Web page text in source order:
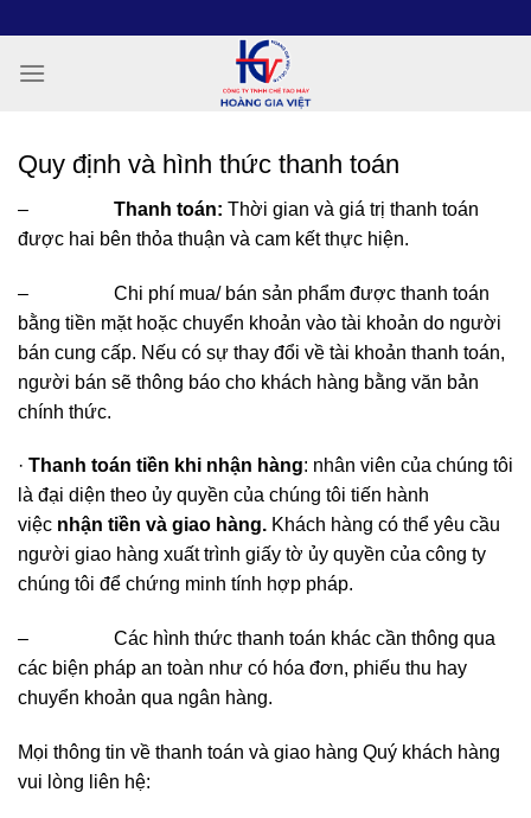
nội
Quy định và hình thức thanh toán
– Thanh toán: Thời gian và giá trị thanh toán
được hai bên thỏa thuận và cam kết thực hiện.
– Chi phí mua/ bán sản phẩm được thanh toán
bằng tiền mặt hoặc chuyển khoản vào tài khoản do người
bán cung cấp. Nếu có sự thay đổi về tài khoản thanh toán,
người bán sẽ thông báo cho khách hàng bằng văn bản
chính thức.
· Thanh toán tiền khi nhận hàng: nhân viên của chúng tôi
là đại diện theo ủy quyền của chúng tôi tiến hành
việc nhận tiền và giao hàng. Khách hàng có thể yêu cầu
người giao hàng xuất trình giấy tờ ủy quyền của công ty
chúng tôi để chứng minh tính hợp pháp.
– Các hình thức thanh toán khác cần thông qua
các biện pháp an toàn như có hóa đơn, phiếu thu hay
chuyển khoản qua ngân hàng.
Mọi thông tin về thanh toán và giao hàng Quý khách hàng
vui lòng liên hệ: